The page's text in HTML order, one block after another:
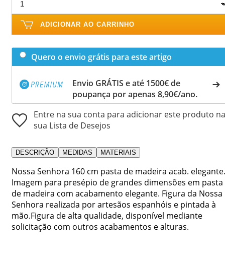
ADICIONAR AO CARRINHO
Quero o envio grátis para este artigo
Envio GRÁTIS e até 1500€ de
poupança por apenas 8,90€/ano.
Entre na sua conta para adicionar este produto na
sua Lista de Desejos
DESCRIÇÃO MEDIDAS MATERIAIS
Nossa Senhora 160 cm pasta de madeira acab. elegante.
Imagem para presépio de grandes dimensões em pasta
de madeira com acabamento elegante. Figura da Nossa
Senhora realizada por artesãos espanhóis e pintada à
mão.Figura de alta qualidade, disponível mediante
solicitação com outros acabamentos e alturas.